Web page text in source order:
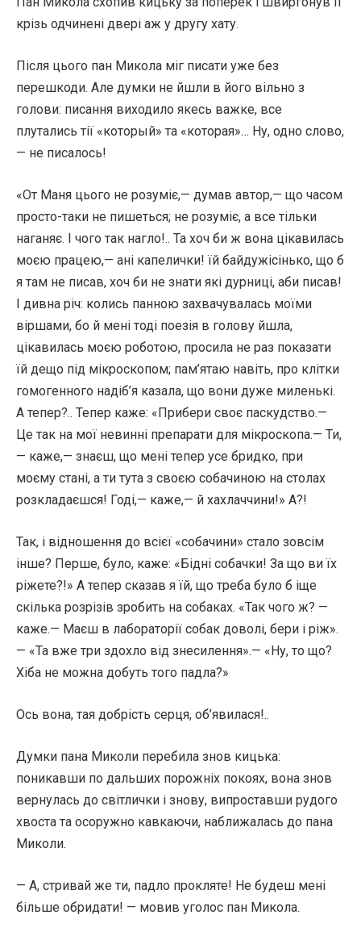
крізь одчинені двері аж у другу хату.
Після цього пан Микола міг писати уже без
перешкоди. Але думки не йшли в його вільно з
голови: писання виходило якесь важке, все
плутались тії «который» та «которая»… Ну, одно слово,
— не писалось!
«От Маня цього не розуміє,— думав автор,— що часом
просто-таки не пишеться; не розуміє, а все тільки
наганяє. І чого так нагло!.. Та хоч би ж вона цікавилась
моєю працею,— ані капелички! їй байдужісінько, що б
я там не писав, хоч би не знати які дурниці, аби писав!
І дивна річ: колись панною захвачувалась моїми
віршами, бо й мені тоді поезія в голову йшла,
цікавилась моєю роботою, просила не раз показати
їй дещо під мікроскопом; пам’ятаю навіть, про клітки
гомогенного надіб’я казала, що вони дуже миленькі.
А тепер?.. Тепер каже: «Прибери своє паскудство.—
Це так на мої невинні препарати для мікроскопа.— Ти,
— каже,— знаєш, що мені тепер усе бридко, при
моєму стані, а ти тута з своєю собачиною на столах
розкладаєшся! Годі,— каже,— й хахлаччини!» А?!
Так, і відношення до всієї «собачини» стало зовсім
інше? Перше, було, каже: «Бідні собачки! За що ви їх
ріжете?!» А тепер сказав я їй, що треба було б іще
скілька розрізів зробить на собаках. «Так чого ж? —
каже.— Маєш в лабораторії собак доволі, бери і ріж».
— «Та вже три здохло від знесилення».— «Ну, то що?
Хіба не можна добуть того падла?»
Ось вона, тая добрість серця, об’явилася!..
Думки пана Миколи перебила знов кицька:
поникавши по дальших порожніх покоях, вона знов
вернулась до світлички і знову, випроставши рудого
хвоста та осоружно кавкаючи, наближалась до пана
Миколи.
— А, стривай же ти, падло прокляте! Не будеш мені
більше обридати! — мовив уголос пан Микола.